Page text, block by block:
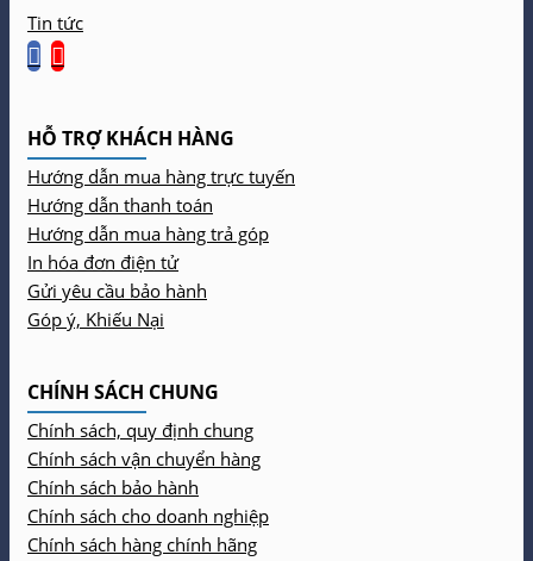
Tin tức
HỖ TRỢ KHÁCH HÀNG
Hướng dẫn mua hàng trực tuyến
Hướng dẫn thanh toán
Hướng dẫn mua hàng trả góp
In hóa đơn điện tử
Gửi yêu cầu bảo hành
Góp ý, Khiếu Nại
CHÍNH SÁCH CHUNG
Chính sách, quy định chung
Chính sách vận chuyển hàng
Chính sách bảo hành
Chính sách cho doanh nghiệp
Chính sách hàng chính hãng